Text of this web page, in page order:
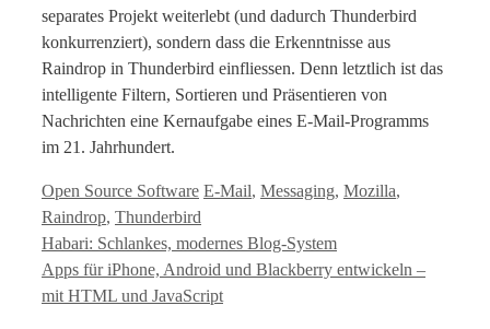
separates Projekt weiterlebt (und dadurch Thunderbird
konkurrenziert), sondern dass die Erkenntnisse aus
Raindrop in Thunderbird einfliessen. Denn letztlich ist das
intelligente Filtern, Sortieren und Präsentieren von
Nachrichten eine Kernaufgabe eines E-Mail-Programms
im 21. Jahrhundert.
Kategorien
Open Source Software Tags
E-Mail, Messaging, Mozilla,
Raindrop, Thunderbird
Habari: Schlankes, modernes Blog-System
Apps für iPhone, Android und Blackberry entwickeln –
mit HTML und JavaScript